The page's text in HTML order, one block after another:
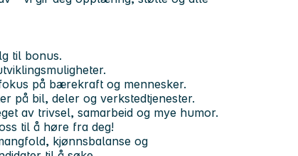
til bonus.
på bærekraft og mennesker.
på bil, deler og verkstedtjenester.
av trivsel, samarbeid og mye humor.
til å høre fra deg!
kjønnsbalanse og